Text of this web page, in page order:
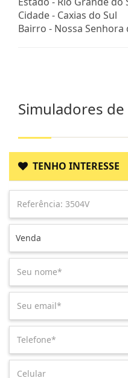
Cidade - Caxias do Sul
Bairro - Nossa Senhora
Simuladores de
TENHO INTERESSE
Venda